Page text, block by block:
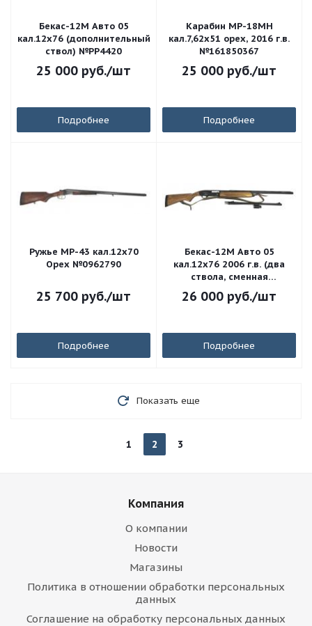
Бекас-12М Авто 05
кал.12х76 (дополнительный
ствол) №РР4420
25 000 руб./шт
Подробнее
Карабин МР-18МН
кал.7,62х51 орех, 2016 г.в.
№161850367
25 000 руб./шт
Подробнее
Ружье МР-43 кал.12х70
Орех №0962790
25 700 руб./шт
Подробнее
Бекас-12М Авто 05
кал.12х76 2006 г.в. (два
ствола, сменная
пистолетная рукоятка,
чехол, ремень) №РР1580
26 000 руб./шт
Подробнее
Показать еще
1 2 3
Компания
О компании
Новости
Магазины
Политика в отношении обработки персональных
данных
Соглашение на обработку персональных данных